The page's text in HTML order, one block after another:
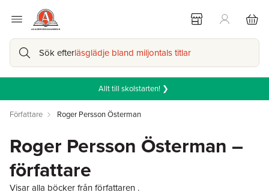
Sök efterläsglädje bland miljontals titlar
Allt till skolstarten! ❯
Författare Roger Persson Österman
Roger Persson Österman –
författare
Visar alla böcker från författaren .